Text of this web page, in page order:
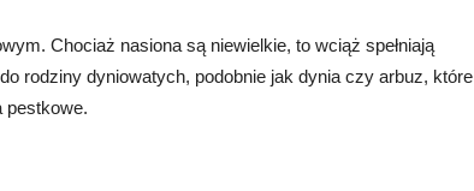
Chociaż nasiona są niewielkie, to wciąż spełniają
rodziny dyniowatych, podobnie jak dynia czy arbuz, które
pestkowe.